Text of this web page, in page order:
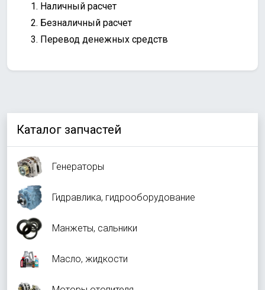
Каталог запчастей
Генераторы
Гидравлика, гидрооборудование
Манжеты, сальники
Масло, жидкости
Наличный расчет
Безналичный расчет
Перевод денежных средств